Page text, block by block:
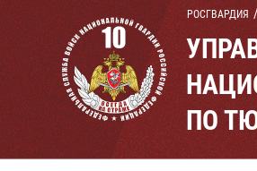
РОСГВАРДИЯ
ПО